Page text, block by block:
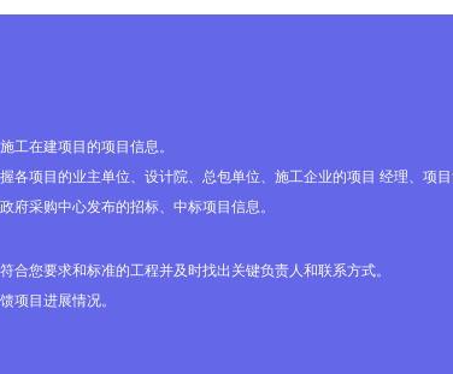
工在建项目的项目信息。
各项目的业主单位、设计院、总包单位、施工企业的项目 经理、项目
府采购中心发布的招标、中标项目信息。
合您要求和标准的工程并及时找出关键负责人和联系方式。
项目进展情况。